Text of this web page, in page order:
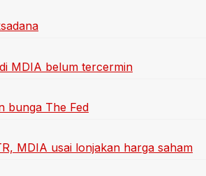
MDIA belum tercermin
bunga The Fed
MDIA usai lonjakan harga saham